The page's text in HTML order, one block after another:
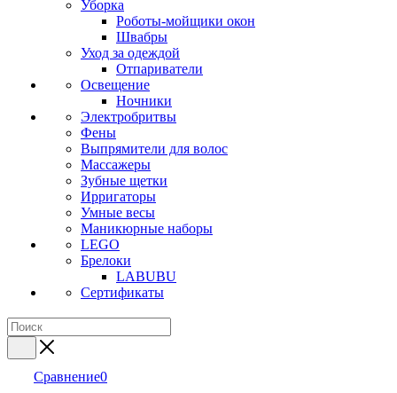
Уборка
Роботы-мойщики окон
Швабры
Уход за одеждой
Отпариватели
Освещение
Ночники
Электробритвы
Фены
Выпрямители для волос
Массажеры
Зубные щетки
Ирригаторы
Умные весы
Маникюрные наборы
LEGO
Брелоки
LABUBU
Сертификаты
Сравнение0